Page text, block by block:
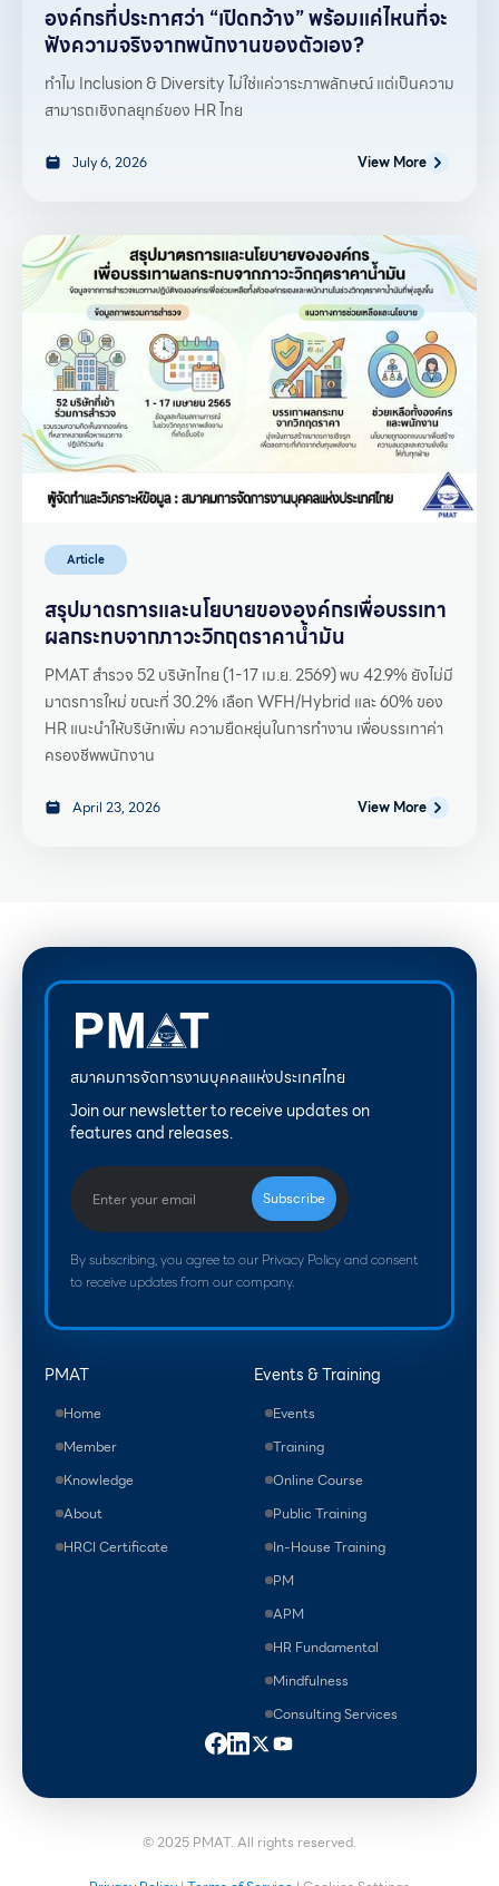
องค์กรที่ประกาศว่า “เปิดกว้าง” พร้อมแค่ไหนที่จะ
ฟังความจริงจากพนักงานของตัวเอง?
ทำไม Inclusion & Diversity ไม่ใช่แค่วาระภาพลักษณ์ แต่เป็นความ
สามารถเชิงกลยุทธ์ของ HR ไทย
July 6, 2026 View More
Article
สรุปมาตรการและนโยบายขององค์กรเพื่อบรรเทา
ผลกระทบจากภาวะวิกฤตราคาน้ำมัน
PMAT สำรวจ 52 บริษัทไทย (1-17 เม.ย. 2569) พบ 42.9% ยังไม่มี
มาตรการใหม่ ขณะที่ 30.2% เลือก WFH/Hybrid และ 60% ของ
HR แนะนำให้บริษัทเพิ่ม ความยืดหยุ่นในการทำงาน เพื่อบรรเทาค่า
ครองชีพพนักงาน
April 23, 2026 View More
สมาคมการจัดการงานบุคคลแห่งประเทศไทย
Join our newsletter to receive updates on
features and releases.
By subscribing, you agree to our Privacy Policy and consent
to receive updates from our company.
PMAT
Home
Member
Knowledge
About
HRCI Certificate
Events & Training
Events
Training
Online Course
Public Training
In-House Training
PM
APM
HR Fundamental
Mindfulness
Consulting Services
© 2025 PMAT. All rights reserved.